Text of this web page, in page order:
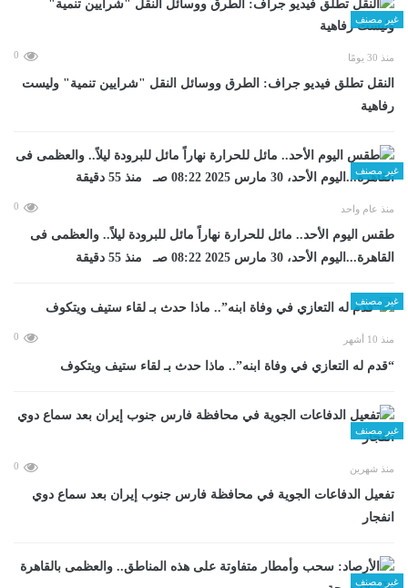
غير مصنف
منذ 30 يومًا 0
​النقل تطلق فيديو جراف: الطرق ووسائل النقل "شرايين تنمية" وليست
رفاهية
غير مصنف
منذ عام واحد 0
طقس اليوم الأحد.. مائل للحرارة نهاراً مائل للبرودة ليلاً.. والعظمى فى
القاهرة...اليوم الأحد، 30 مارس 2025 08:22 صـ منذ 55 دقيقة
غير مصنف
منذ 10 أشهر 0
“قدم له التعازي في وفاة ابنه”.. ماذا حدث بـ لقاء ستيف ويتكوف
غير مصنف
منذ شهرين 0
تفعيل الدفاعات الجوية في محافظة فارس جنوب إيران بعد سماع دوي
انفجار
غير مصنف